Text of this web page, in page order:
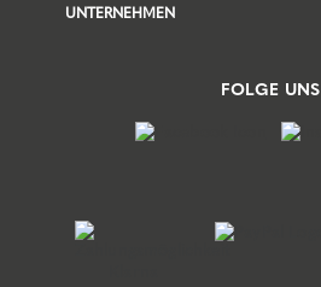
UNTERNEHMEN
FOLGE UNS